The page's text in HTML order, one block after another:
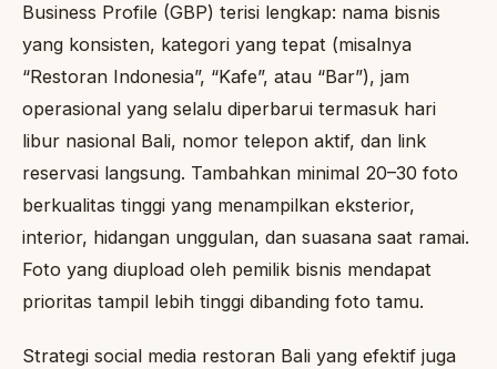
Business Profile (GBP) terisi lengkap: nama bisnis
yang konsisten, kategori yang tepat (misalnya
“Restoran Indonesia”, “Kafe”, atau “Bar”), jam
operasional yang selalu diperbarui termasuk hari
libur nasional Bali, nomor telepon aktif, dan link
reservasi langsung. Tambahkan minimal 20–30 foto
berkualitas tinggi yang menampilkan eksterior,
interior, hidangan unggulan, dan suasana saat ramai.
Foto yang diupload oleh pemilik bisnis mendapat
prioritas tampil lebih tinggi dibanding foto tamu.
Strategi social media restoran Bali yang efektif juga